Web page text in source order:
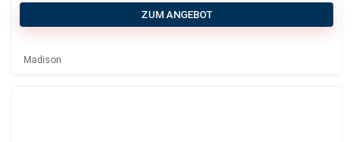
ZUM ANGEBOT
Madison